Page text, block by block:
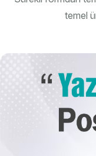
temel